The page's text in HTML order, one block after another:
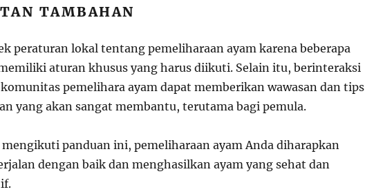
TAMBAHAN
peraturan lokal tentang pemeliharaan ayam karena beberapa
aturan khusus yang harus diikuti. Selain itu, berinteraksi
pemelihara ayam dapat memberikan wawasan dan tips
yang akan sangat membantu, terutama bagi pemula.
mengikuti panduan ini, pemeliharaan ayam Anda diharapkan
dengan baik dan menghasilkan ayam yang sehat dan